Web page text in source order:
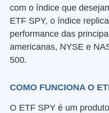
com o índice que
ETF SPY, o índice
performance das
americanas, NYSE e
500.
COMO FUNCIONA O
O ETF SPY é um